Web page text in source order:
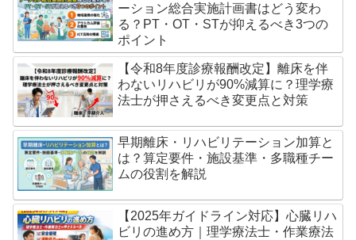
ーション総合実施計画書はどう変わ
る？PT・OT・STが抑えるべき3つの
ポイント
【令和8年度診療報酬改定】離床を伴
わないリハビリが90%減算に？理学療
法士が押さえるべき変更点と対策
早期離床・リハビリテーション加算と
は？算定要件・施設基準・多職種チー
ムの役割を解説
【2025年ガイドライン対応】心臓リハ
ビリの進め方｜理学療法士・作業療法